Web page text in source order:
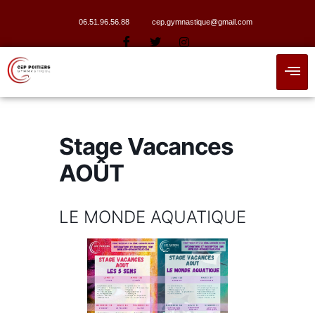
06.51.96.56.88 cep.gymnastique@gmail.com
Stage Vacances
AOÛT
LE MONDE AQUATIQUE